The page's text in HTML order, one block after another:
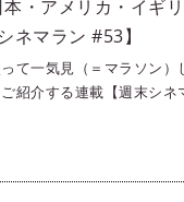
・アメリカ・イギ
ネマラン #53】
て一気見（＝マラソン）
紹介する連載【週末シネ
中から、singles編集部メ
は、不思議で不気味なもの
えば悪夢！ ということで